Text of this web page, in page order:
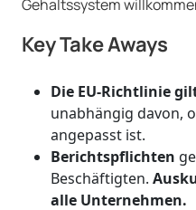
Gehaltssystem
Key Take Aways
Die EU-Richtlinie
unabhängig davon,
angepasst ist.
Berichtspflichten
Beschäftigten.
alle Unternehmen.